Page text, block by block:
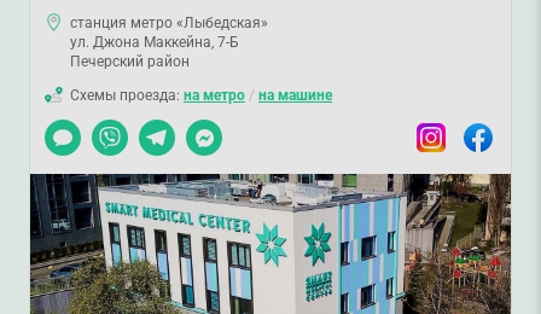
станция метро «Лыбедская»
ул. Джона Маккейна, 7-Б
Печерский район
Схемы проезда: на метро / на машине
Чат
Viber TelegramMessenger InstagramFacebook